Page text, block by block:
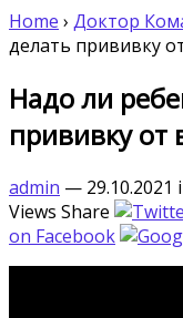
Home › Доктор
делать прививку
Надо ли
прививку от
admin — 29.10.2021
Views Share
on Facebook